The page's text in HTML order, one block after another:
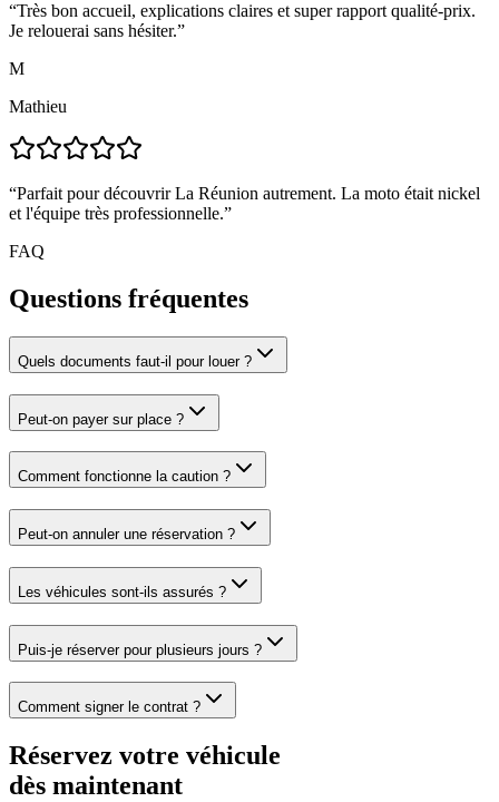
“Très bon accueil, explications claires et super rapport qualité-prix.
Je relouerai sans hésiter.”
M
Mathieu
“Parfait pour découvrir La Réunion autrement. La moto était nickel
et l'équipe très professionnelle.”
FAQ
Questions fréquentes
Quels documents faut-il pour louer ?
Peut-on payer sur place ?
Comment fonctionne la caution ?
Peut-on annuler une réservation ?
Les véhicules sont-ils assurés ?
Puis-je réserver pour plusieurs jours ?
Comment signer le contrat ?
Réservez votre véhicule
dès maintenant